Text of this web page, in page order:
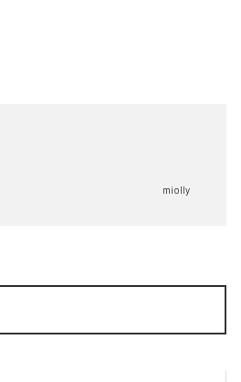
miolly